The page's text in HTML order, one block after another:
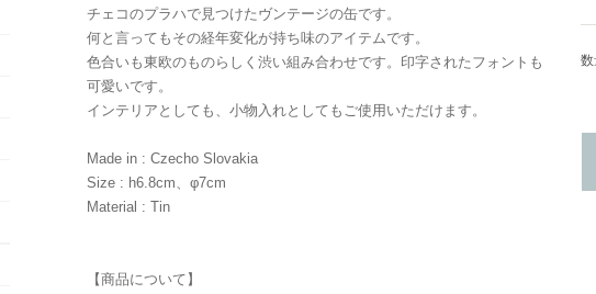
チェコのプラハで見つけたヴンテージの缶です。
何と言ってもその経年変化が持ち味のアイテムです。
色合いも東欧のものらしく渋い組み合わせです。印字されたフォントも
可愛いです。
インテリアとしても、小物入れとしてもご使用いただけます。
Made in : Czecho Slovakia
Size : h6.8cm、φ7cm
Material : Tin
【商品について】